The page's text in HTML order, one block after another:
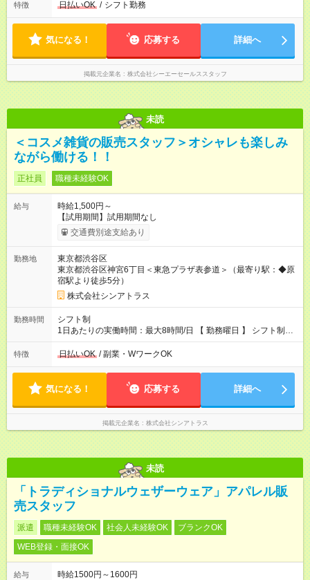
特徴 日払いOK / シフト勤務
気になる！ 応募する 詳細へ
掲載元企業名 株式会社シーエーセールススタッフ
未読
＜コスメ雑貨の販売スタッフ＞オシャレも楽しみ
ながら働ける！！
正社員 職種未経験OK
給与
時給1,500円～
【試用期間】試用期間なし
交通費別途支給あり
勤務地
東京都渋谷区
東京都渋谷区神宮6丁目＜東急プラザ表参道＞（最寄り駅：◆原
宿駅より徒歩5分）
株式会社シンアトラス
勤務時間
シフト制
1日あたりの実働時間：最大8時間/日 【 勤務曜日 】 シフト制
土日祝含む週5日勤務 ※希望休み出せます。 【勤務時間】 9：30
～21：30 の間でシフト制（実働8ｈ＋休憩1h） シフト例（9時
ません
特徴 日払いOK / 副業・WワークOK
気になる！ 応募する 詳細へ
掲載元企業名 株式会社シンアトラス
未読
「トラディショナルウェザーウェア」アパレル販
売スタッフ
派遣 職種未経験OK 社会人未経験OK
ブランクOK
WEB登録・面接OK
給与
時給1500円～1600円